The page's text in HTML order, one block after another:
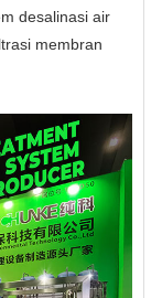
desalinasi air
membran